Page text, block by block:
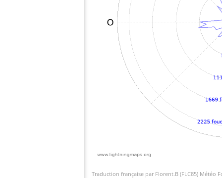
Traduction française par Florent.B (FLC85) Météo